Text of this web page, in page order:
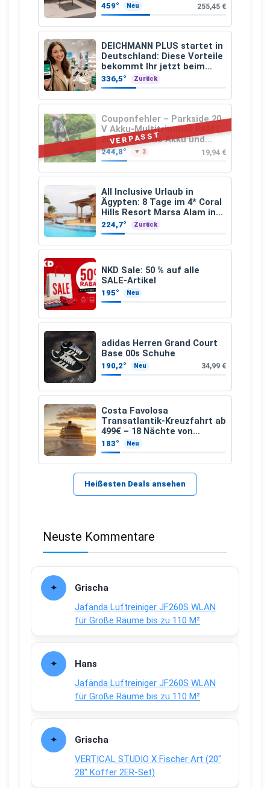
459° Neu 255,45 €
DEICHMANN PLUS startet in
Deutschland: Diese Vorteile
bekommt Ihr jetzt beim
Schuhkauf
336,5° Zurück
VERPASST
Couponfehler – Parkside 20
V Akku-Multitrimmer PAMT
20-Li A1 (ohne Akku und
Ladegerät)
244,8° ▼ 3 19,94 €
All Inclusive Urlaub in
Ägypten: 8 Tage im 4* Coral
Hills Resort Marsa Alam inkl.
Flüge ab 299 € p.P.
224,7° Zurück
NKD Sale: 50 % auf alle
SALE-Artikel
195° Neu
adidas Herren Grand Court
Base 00s Schuhe
190,2° Neu 34,99 €
Costa Favolosa
Transatlantik-Kreuzfahrt ab
499€ – 18 Nächte von
Hamburg nach Guadeloupe
183° Neu
Heißesten Deals ansehen
Neuste Kommentare
Grischa
Jafända Luftreiniger JF260S WLAN
für Große Räume bis zu 110 M²
Hans
Jafända Luftreiniger JF260S WLAN
für Große Räume bis zu 110 M²
Grischa
VERTICAL STUDIO X Fischer Art (20″
28″ Koffer 2ER-Set)